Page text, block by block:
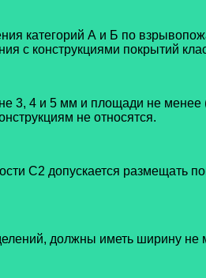
категорий А и Б по
конструкциями покрытий
3, 4 и 5 мм и площади не менее
не относятся.
С2 допускается
должны иметь ширину не